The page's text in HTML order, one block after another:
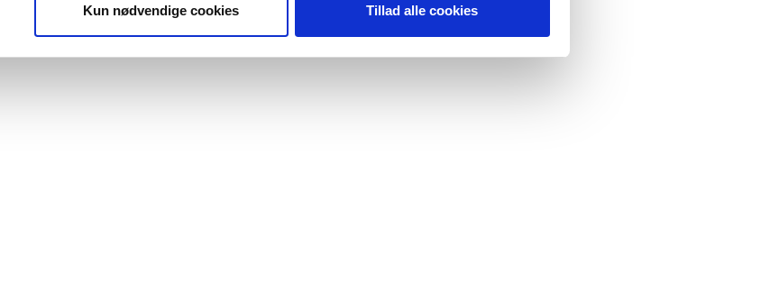
Kun nødvendige cookies Tillad alle cookies